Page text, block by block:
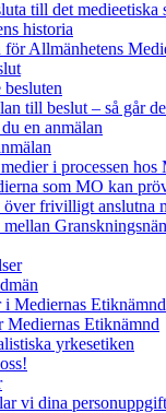
till det medieetiska
historia
Allmänhetens
besluten
till beslut – så går
en anmälan
i processen hos
som MO kan
över frivilligt anslutna
i Mediernas Etiknämnd
Mediernas Etiknämnd
yrkesetiken
vi dina